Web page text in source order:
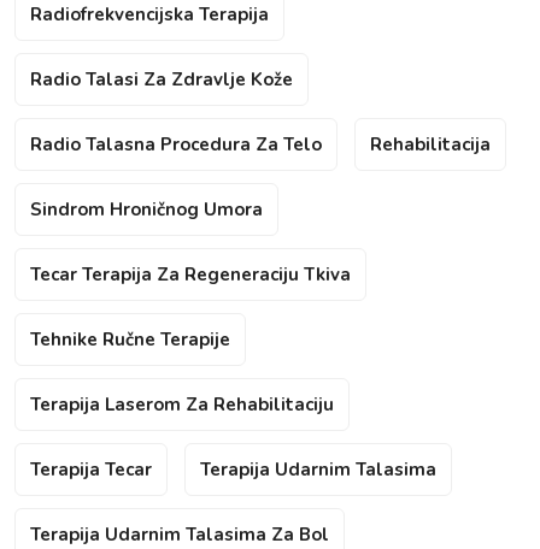
Radiofrekvencijska Terapija
Radio Talasi Za Zdravlje Kože
Radio Talasna Procedura Za Telo Rehabilitacija
Sindrom Hroničnog Umora
Tecar Terapija Za Regeneraciju Tkiva
Tehnike Ručne Terapije
Terapija Laserom Za Rehabilitaciju
Terapija Tecar Terapija Udarnim Talasima
Terapija Udarnim Talasima Za Bol